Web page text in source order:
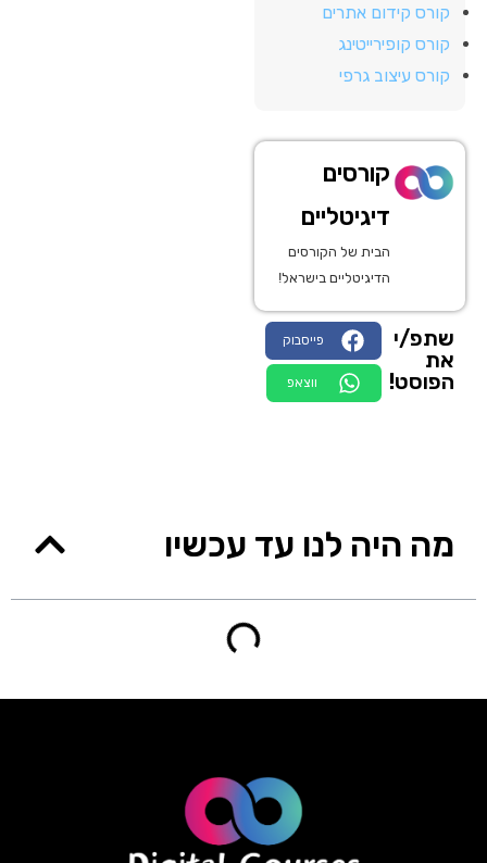
קורס קידום אתרים
קורס קופירייטינג
קורס עיצוב גרפי
קורסים
דיגיטליים
הבית של הקורסים
הדיגיטליים בישראל!
שתפ/י
את
הפוסט!
פייסבוק
ווצאפ
מה היה לנו עד עכשיו